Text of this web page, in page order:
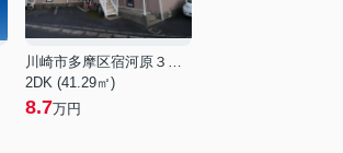
川崎市多摩区宿河原３丁目
2DK (41.29㎡)
8.7万円